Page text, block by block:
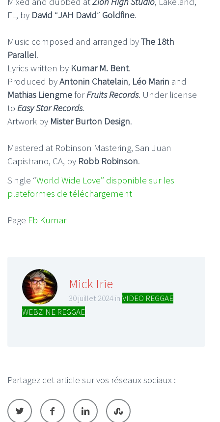
FL, by David “JAH David” Goldfine.
Music composed and arranged byThe 18th
Parallel.
Lyrics written by Kumar M. Bent.
Produced byAntonin Chatelain, Léo Marin and
Mathias LiengmeforFruits Records. Under license
to Easy Star Records.
Artwork by Mister Burton Design.
Mastered at Robinson Mastering, San Juan
Capistrano, CA, by Robb Robinson.
Single “World Wide Love” disponible sur les
plateformes de téléchargement
Page Fb Kumar
Mick Irie
30 juillet 2024 in VIDEO REGGAE
WEBZINE REGGAE
Partagez cet article sur vos réseaux sociaux :